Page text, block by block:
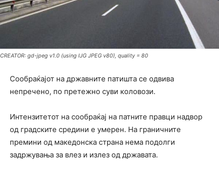
CREATOR: gd-jpeg v1.0 (using IJG JPEG v80), quality = 80
Сообраќајот на државните патишта се одвива
непречено, по претежно суви коловози.
Интензитетот на сообраќај на патните правци надвор
од градските средини е умерен. На граничните
премини од македонска страна нема подолги
задржувања за влез и излез од државата.